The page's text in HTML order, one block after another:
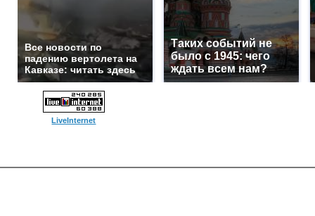
Все новости по
падению вертолета на
Кавказе: читать здесь
Таких событий не
было с 1945: чего
ждать всем нам?
LiveInternet